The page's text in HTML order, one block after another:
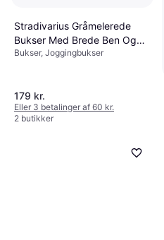
Stradivarius Gråmelerede
Bukser Med Brede Ben Og
Kantdetalje
Bukser, Joggingbukser
179 kr.
Eller 3 betalinger af 60 kr.
2 butikker